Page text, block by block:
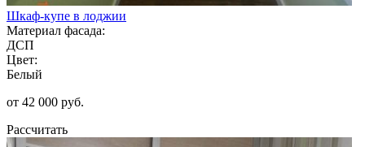
Шкаф-купе в лоджии
Материал фасада:
ДСП
Цвет:
Белый
от 42 000 руб.
Рассчитать